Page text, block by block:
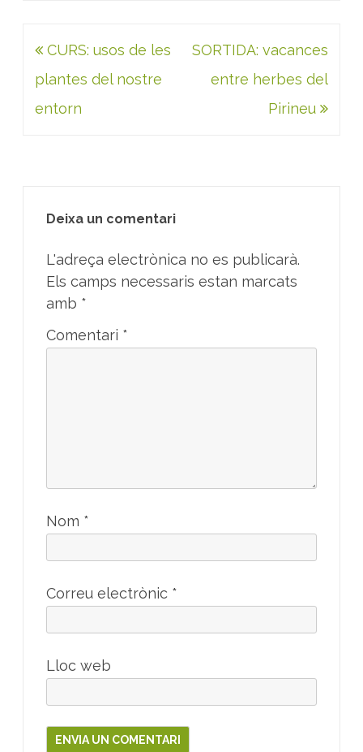
Navegació
d'entrades
CURS: usos de les
plantes del nostre
entorn
SORTIDA: vacances
entre herbes del
Pirineu
Deixa un comentari
L'adreça electrònica no es publicarà.
Els camps necessaris estan marcats
amb *
Comentari *
Nom *
Correu electrònic *
Lloc web